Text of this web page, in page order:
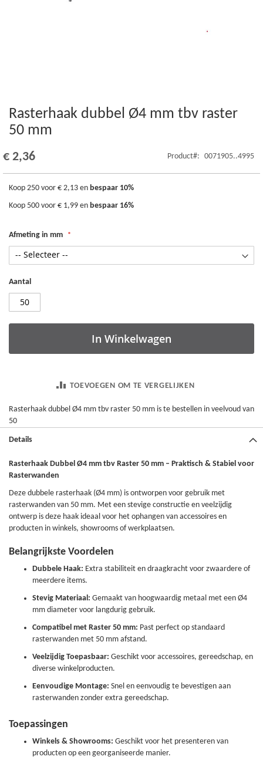
Ga
naar
het
van
gallerij
Rasterhaak dubbel Ø4 mm tbv raster
50 mm
€ 2,36 Product 0071905..4995
Koop 250 voor € 2,13 en bespaar 10%
Koop 500 voor € 1,99 en bespaar 16%
Afmeting in mm
Aantal
In Winkelwagen
TOEVOEGEN OM TE VERGELIJKEN
Rasterhaak dubbel Ø4 mm tbv raster 50 mm is te bestellen in veelvoud van
50
Details
Rasterhaak Dubbel Ø4 mm tbv Raster 50 mm – Praktisch & Stabiel voor
Rasterwanden
Deze dubbele rasterhaak (Ø4 mm) is ontworpen voor gebruik met
rasterwanden van 50 mm. Met een stevige constructie en veelzijdig
ontwerp is deze haak ideaal voor het ophangen van accessoires en
producten in winkels, showrooms of werkplaatsen.
Belangrijkste Voordelen
Dubbele Haak: Extra stabiliteit en draagkracht voor zwaardere of
meerdere items.
Stevig Materiaal: Gemaakt van hoogwaardig metaal met een Ø4
mm diameter voor langdurig gebruik.
Compatibel met Raster 50 mm: Past perfect op standaard
rasterwanden met 50 mm afstand.
Veelzijdig Toepasbaar: Geschikt voor accessoires, gereedschap, en
diverse winkelproducten.
Eenvoudige Montage: Snel en eenvoudig te bevestigen aan
rasterwanden zonder extra gereedschap.
Toepassingen
Winkels & Showrooms: Geschikt voor het presenteren van
producten op een georganiseerde manier.